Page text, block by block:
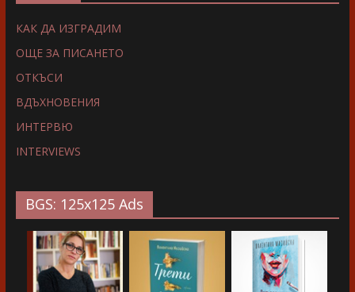
КАК ДА ИЗГРАДИМ
ОЩЕ ЗА ПИСАНЕТО
ОТКЪСИ
ВДЪХНОВЕНИЯ
ИНТЕРВЮ
INTERVIEWS
BGS: 125x125 Ads